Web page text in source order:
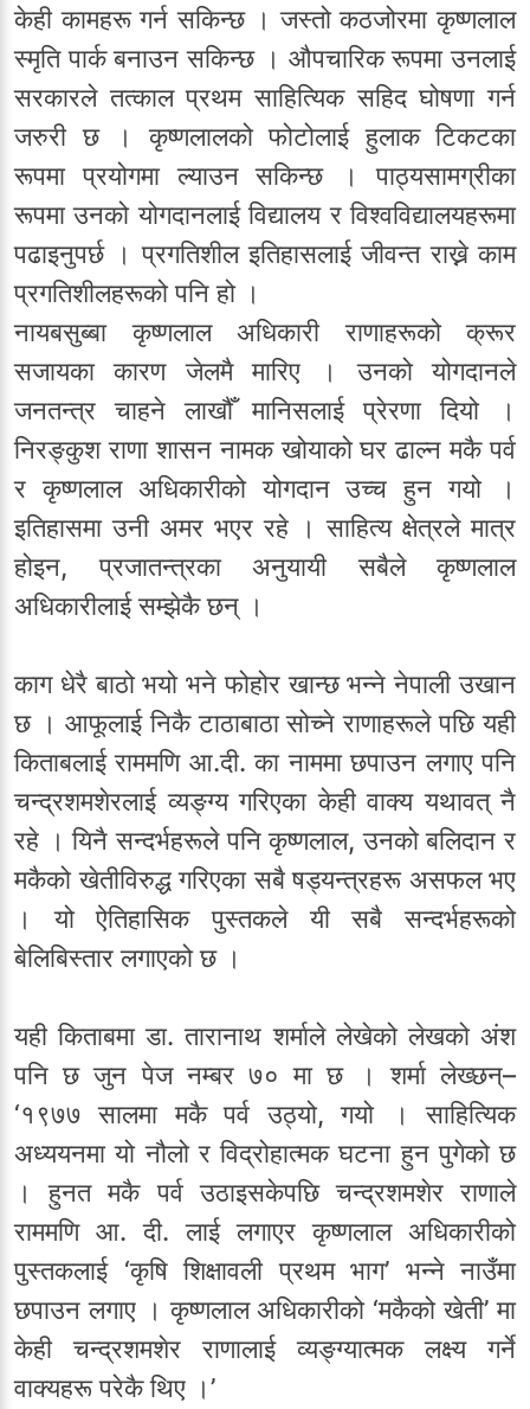
केही कामहरू गर्न सकिन्छ । जस्तो कठजोरमा कृष्णलाल
स्मृति पार्क बनाउन सकिन्छ । औपचारिक रूपमा उनलाई
सरकारले तत्काल प्रथम साहित्यिक सहिद घोषणा गर्न
जरुरी छ । कृष्णलालको फोटोलाई हुलाक टिकटका
रूपमा प्रयोगमा ल्याउन सकिन्छ । पाठ्यसामग्रीका
रूपमा उनको योगदानलाई विद्यालय र विश्वविद्यालयहरूमा
पढाइनुपर्छ । प्रगतिशील इतिहासलाई जीवन्त राख्ने काम
प्रगतिशीलहरूको पनि हो ।
नायबसुब्बा कृष्णलाल अधिकारी राणाहरूको क्रूर
सजायका कारण जेलमै मारिए । उनको योगदानले
जनतन्त्र चाहने लाखौँ मानिसलाई प्रेरणा दियो ।
निरङ्कुश राणा शासन नामक खोयाको घर ढाल्न मकै पर्व
र कृष्णलाल अधिकारीको योगदान उच्च हुन गयो ।
इतिहासमा उनी अमर भएर रहे । साहित्य क्षेत्रले मात्र
होइन, प्रजातन्त्रका अनुयायी सबैले कृष्णलाल
अधिकारीलाई सम्झेकै छन् ।
काग धेरै बाठो भयो भने फोहोर खान्छ भन्ने नेपाली उखान
छ । आफूलाई निकै टाठाबाठा सोच्ने राणाहरूले पछि यही
किताबलाई राममणि आ.दी. का नाममा छपाउन लगाए पनि
चन्द्रशमशेरलाई व्यङ्ग्य गरिएका केही वाक्य यथावत् नै
रहे । यिनै सन्दर्भहरूले पनि कृष्णलाल, उनको बलिदान र
मकैको खेतीविरुद्ध गरिएका सबै षड्यन्त्रहरू असफल भए
। यो ऐतिहासिक पुस्तकले यी सबै सन्दर्भहरूको
बेलिबिस्तार लगाएको छ ।
यही किताबमा डा. तारानाथ शर्माले लेखेको लेखको अंश
पनि छ जुन पेज नम्बर ७० मा छ । शर्मा लेख्छन्–
‘१९७७ सालमा मकै पर्व उठ्यो, गयो । साहित्यिक
अध्ययनमा यो नौलो र विद्रोहात्मक घटना हुन पुगेको छ
। हुनत मकै पर्व उठाइसकेपछि चन्द्रशमशेर राणाले
राममणि आ. दी. लाई लगाएर कृष्णलाल अधिकारीको
पुस्तकलाई ‘कृषि शिक्षावली प्रथम भाग’ भन्ने नाउँमा
छपाउन लगाए । कृष्णलाल अधिकारीको ‘मकैको खेती’ मा
केही चन्द्रशमशेर राणालाई व्यङ्ग्यात्मक लक्ष्य गर्ने
वाक्यहरू परेकै थिए ।’